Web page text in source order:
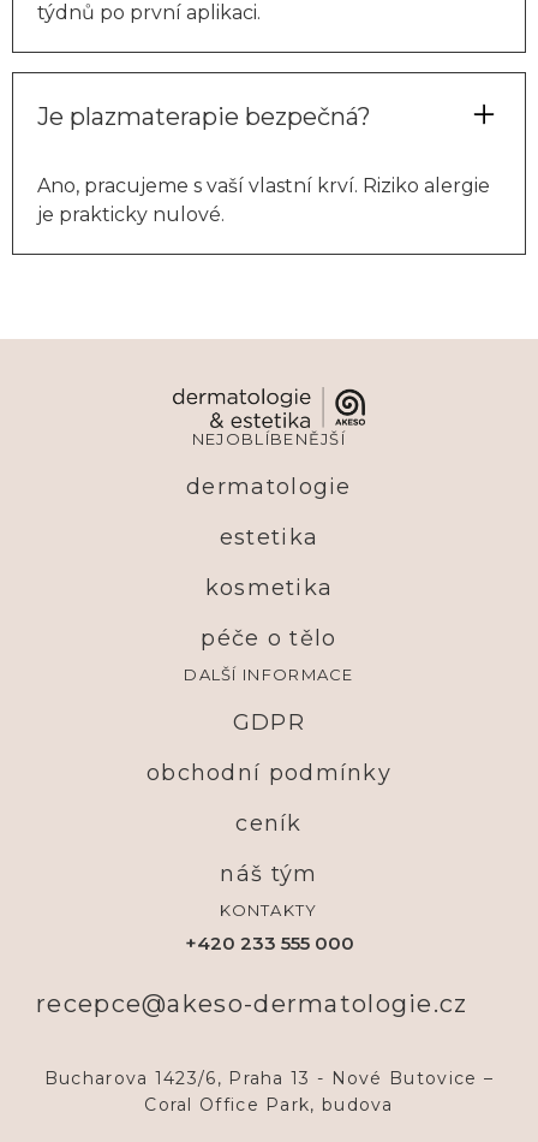
týdnů po první aplikaci.
Je plazmaterapie bezpečná?
Ano, pracujeme s vaší vlastní krví. Riziko alergie
je prakticky nulové.
NEJOBLÍBENĚJŠÍ
dermatologie
estetika
kosmetika
péče o tělo
DALŠÍ INFORMACE
GDPR
obchodní podmínky
ceník
náš tým
KONTAKTY
+420 233 555 000
recepce@akeso-dermatologie.cz
Bucharova 1423/6, Praha 13 - Nové Butovice –
Coral Office Park, budova